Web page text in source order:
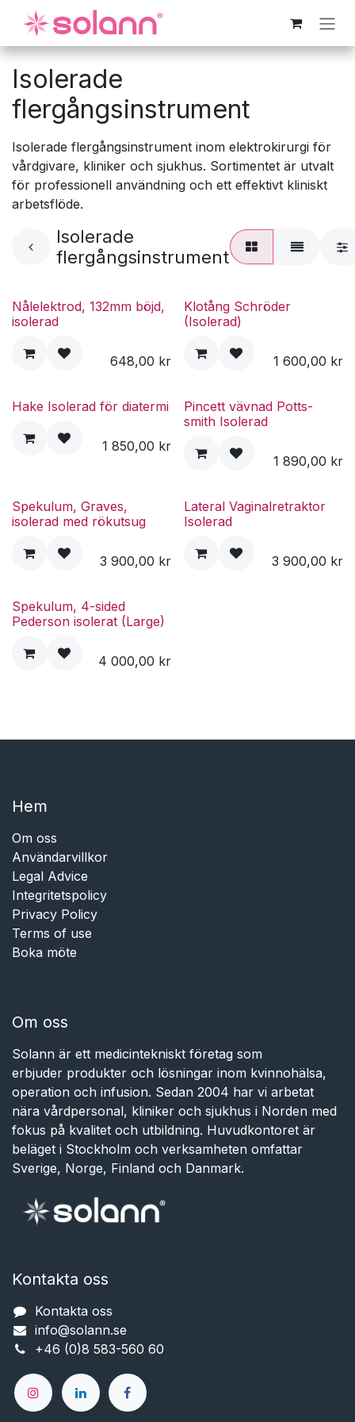
Hoppa till innehåll
Isolerade
flergångsinstrument
Isolerade flergångsinstrument inom elektrokirurgi för
vårdgivare, kliniker och sjukhus. Sortimentet är utvalt
för professionell användning och ett effektivt kliniskt
arbetsflöde.
Isolerade
flergångsinstrument
Nålelektrod, 132mm böjd,
isolerad
648,00 kr
Klotång Schröder
(Isolerad)
1 600,00 kr
Hake Isolerad för diatermi
1 850,00 kr
Pincett vävnad Potts-
smith Isolerad
1 890,00 kr
Spekulum, Graves,
isolerad med rökutsug
3 900,00 kr
Lateral Vaginalretraktor
Isolerad
3 900,00 kr
Spekulum, 4-sided
Pederson isolerat (Large)
4 000,00 kr
Hem​​
Om oss
Användarvillkor
Legal Advice
Integritetspolicy
Privacy Policy
Terms of use
Boka möte
Om oss
Solann är ett medicintekniskt företag som
erbjuder produkter och lösningar inom kvinnohälsa,
operation och infusion. Sedan 2004 har vi arbetat
nära vårdpersonal, kliniker och sjukhus i Norden med
fokus på kvalitet och utbildning. Huvudkontoret är
beläget i Stockholm och verksamheten omfattar
Sverige, Norge, Finland och Danmark.
Kontakta oss
Kontakta oss
info@solann.se​​​​​​
+46 (0)8 583-560 60